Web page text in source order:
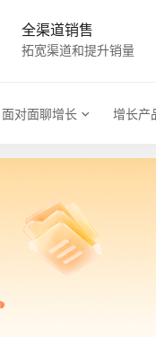
全渠道销售
拓宽渠道和提升销量
面对面聊增长 增长产